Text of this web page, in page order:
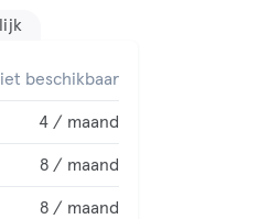
beschikbaar
4 / maand
8 / maand
8 / maand